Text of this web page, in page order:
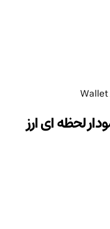
لحظه ای ارز